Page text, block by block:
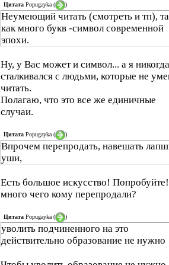
Цитата Popugayka ( )
Неумеющий читать (смотреть и тп),
как много букв -символ современной
эпохи.
Ну, у Вас может и символ... а я
сталкивался с людьми, которые не
читать.
Полагаю, что это все же единичные
случаи.
Цитата Popugayka ( )
Впрочем перепродать, навешать
уши,
Есть большое искусство!
много чего кому перепродали?
Цитата Popugayka ( )
уволить подчиненного на это
действительно образование не нужно